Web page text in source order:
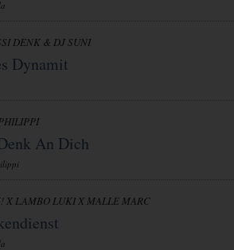
DENK & DJ SUNI
Dynamit
An Dich
X LAMBO LUKI X MALLE MARC